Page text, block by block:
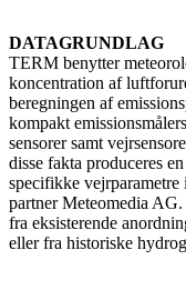
DATAGRUNDLAG
TERM benytter
koncentration af
beregningen af
kompakt
sensorer samt
disse fakta produceres
specifikke vejrparametre
partner Meteomedia
fra eksisterende
eller fra historiske